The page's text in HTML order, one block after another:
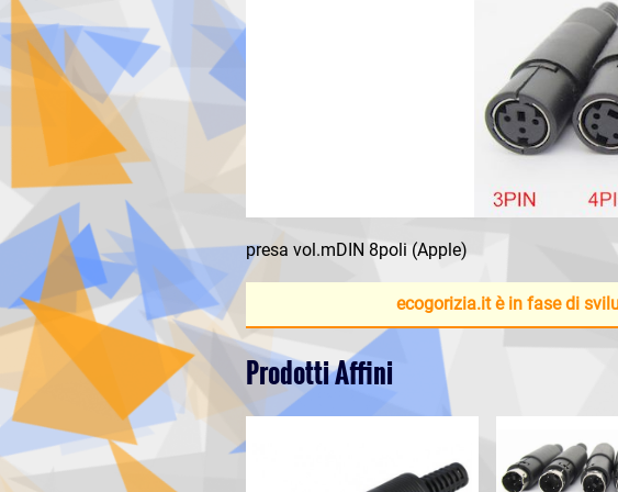
presa vol.mDIN 8poli (Apple)
ecogorizia.it è in fase di
Prodotti Affini